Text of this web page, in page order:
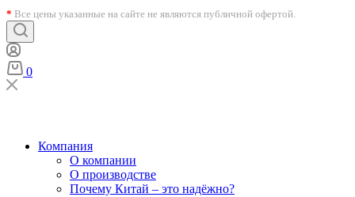
* Все цены указанные на сайте не являются публичной офертой.
0
Компания
О компании
О производстве
Почему Китай – это надёжно?